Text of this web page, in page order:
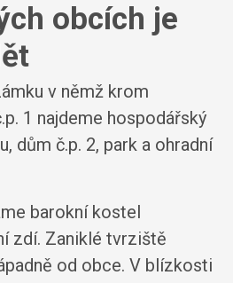
obcích je
v němž krom
1 najdeme hospodářský
dům č.p. 2, park a ohradní
barokní kostel
zdí. Zaniklé tvrziště
od obce. V blízkosti